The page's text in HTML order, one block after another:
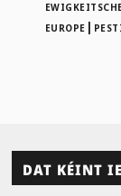
EUROPE |
DAT KÉINT